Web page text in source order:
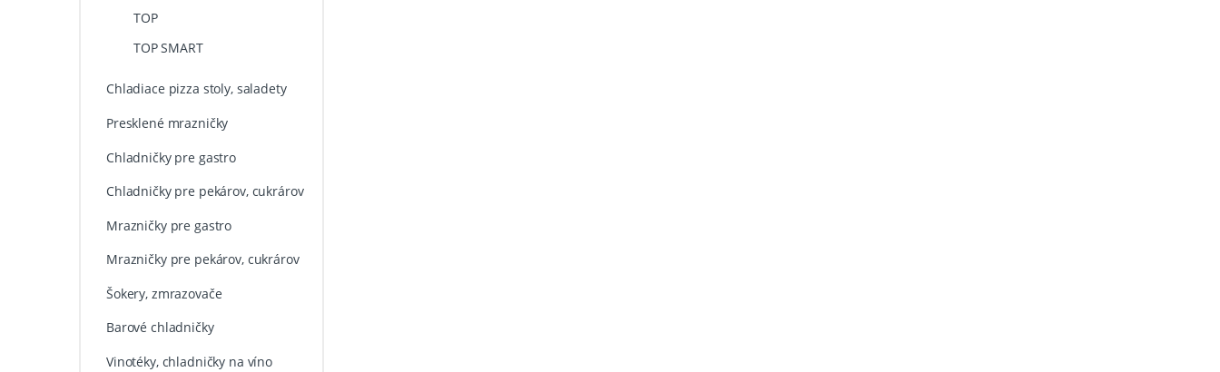
TOP
TOP SMART
Chladiace pizza stoly, saladety
Presklené mrazničky
Chladničky pre gastro
Chladničky pre pekárov, cukrárov
Mrazničky pre gastro
Mrazničky pre pekárov, cukrárov
Šokery, zmrazovače
Barové chladničky
Vinotéky, chladničky na víno